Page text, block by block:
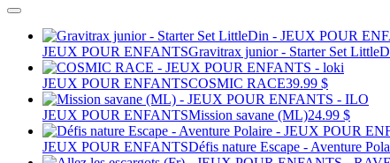
JEUX POUR ENFANTSGravitrax junior - Starter Set
JEUX POUR ENFANTSCOSMIC RACE39.99 $
JEUX POUR ENFANTSMission savane (ML)24.99 $
JEUX POUR ENFANTSDéfis nature Escape - Aventure